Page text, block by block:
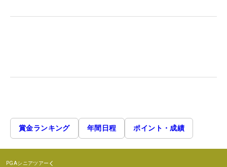
賞金ランキング 年間日程 ポイント・成績
PGAシニアツアー